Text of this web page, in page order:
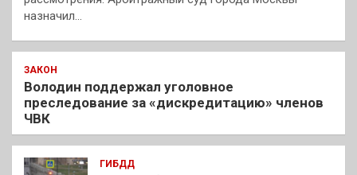
назначил…
ЗАКОН
Володин поддержал уголовное
преследование за «дискредитацию» членов
ЧВК
ГИБДД